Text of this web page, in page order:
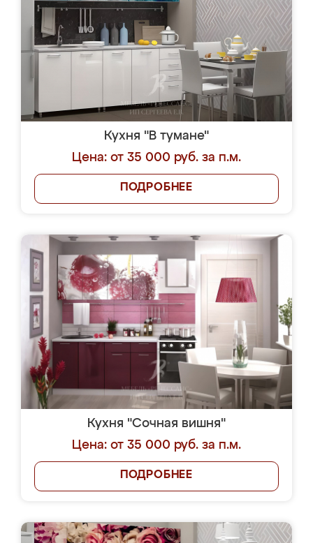
Кухня "В тумане"
Цена: от 35 000 руб. за п.м.
ПОДРОБНЕЕ
Кухня "Сочная вишня"
Цена: от 35 000 руб. за п.м.
ПОДРОБНЕЕ